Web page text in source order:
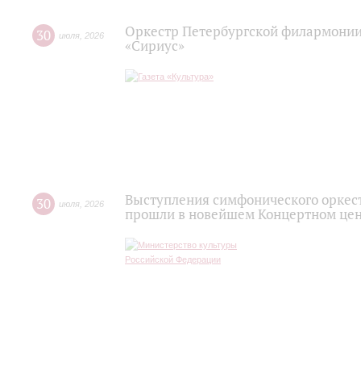
30 июля 2026
Оркестр Петербургской
«Сириус»
30 июля 2026
Выступления симфонического
прошли в новейшем Концертном